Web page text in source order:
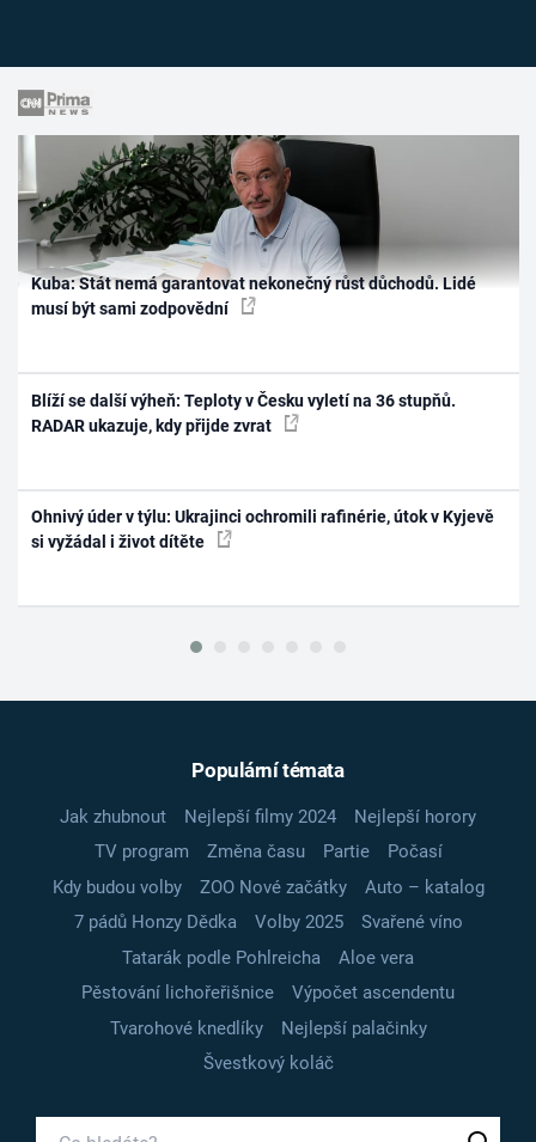
Kuba: Stát nemá garantovat nekonečný růst důchodů. Lidé
musí být sami zodpovědní
Blíží se další výheň: Teploty v Česku vyletí na 36 stupňů.
RADAR ukazuje, kdy přijde zvrat
Ohnivý úder v týlu: Ukrajinci ochromili rafinérie, útok v Kyjevě
si vyžádal i život dítěte
Populární témata
Jak zhubnout Nejlepší filmy 2024
Nejlepší horory
TV program
Změna času Partie
Počasí
Kdy budou volby
ZOO Nové začátky
Auto – katalog
7 pádů Honzy Dědka
Volby 2025
Svařené víno
Tatarák podle Pohlreicha
Aloe vera
Pěstování lichořeřišnice
Výpočet ascendentu
Tvarohové knedlíky
Nejlepší palačinky
Švestkový koláč